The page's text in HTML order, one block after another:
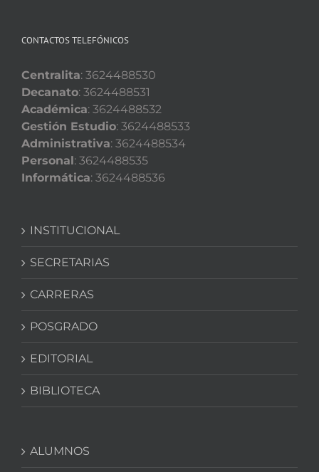
CONTACTOS TELEFÓNICOS
Centralita: 3624488530
Decanato: 3624488531
Académica: 3624488532
Gestión Estudio: 3624488533
Administrativa: 3624488534
Personal: 3624488535
Informática: 3624488536
INSTITUCIONAL
SECRETARIAS
CARRERAS
POSGRADO
EDITORIAL
BIBLIOTECA
ALUMNOS